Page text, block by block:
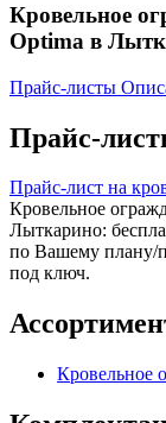
Кровельное
Optima в
Прайс-листы
Прайс-
Прайс-лист на
Кровельное
Лыткарино:
по Вашему плану/
под ключ.
Кровельное